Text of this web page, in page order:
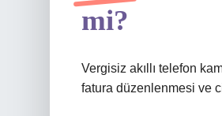
mi?
Vergisiz akıllı telefon
fatura düzenlenmesi ve